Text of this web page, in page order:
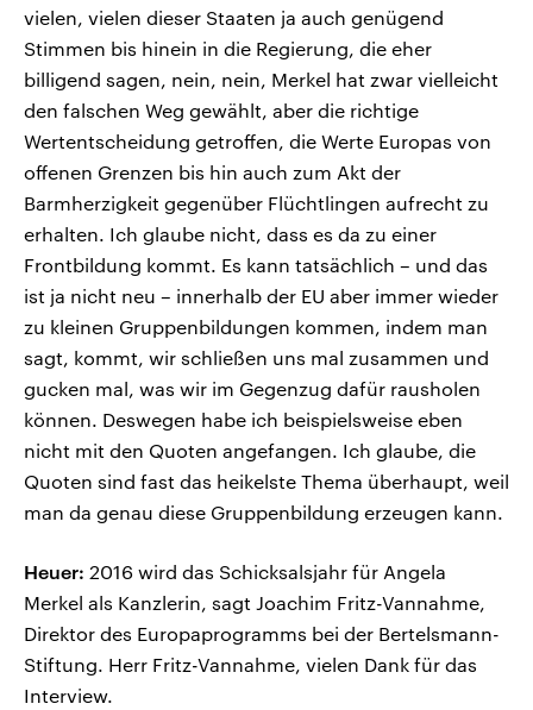
vielen, vielen dieser Staaten ja auch genügend
Stimmen bis hinein in die Regierung, die eher
billigend sagen, nein, nein, Merkel hat zwar vielleicht
den falschen Weg gewählt, aber die richtige
Wertentscheidung getroffen, die Werte Europas von
offenen Grenzen bis hin auch zum Akt der
Barmherzigkeit gegenüber Flüchtlingen aufrecht zu
erhalten. Ich glaube nicht, dass es da zu einer
Frontbildung kommt. Es kann tatsächlich – und das
ist ja nicht neu – innerhalb der EU aber immer wieder
zu kleinen Gruppenbildungen kommen, indem man
sagt, kommt, wir schließen uns mal zusammen und
gucken mal, was wir im Gegenzug dafür rausholen
können. Deswegen habe ich beispielsweise eben
nicht mit den Quoten angefangen. Ich glaube, die
Quoten sind fast das heikelste Thema überhaupt, weil
man da genau diese Gruppenbildung erzeugen kann.
Heuer: 2016 wird das Schicksalsjahr für Angela
Merkel als Kanzlerin, sagt Joachim Fritz-Vannahme,
Direktor des Europaprogramms bei der Bertelsmann-
Stiftung. Herr Fritz-Vannahme, vielen Dank für das
Interview.